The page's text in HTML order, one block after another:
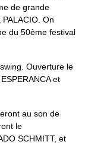
de grande
On
du 50ème festival
Ouverture le
et
au son de
le
SCHMITT, et